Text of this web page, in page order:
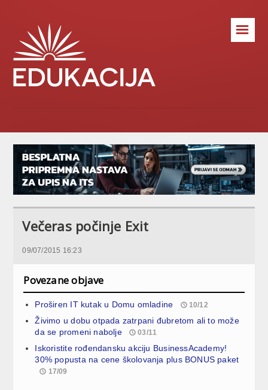
☰
Večeras počinje Exit
09/07/2015 16:23
Povezane objave
Proširen IT kutak u Domu omladine 10/12
Živimo u dobu otpada zatrpani đubretom ali to može
da se promeni nabolje
03/11
Iskoristite rođendansku akciju BusinessAcademy!
30% popusta na cene školovanja plus BONUS paket
17/09